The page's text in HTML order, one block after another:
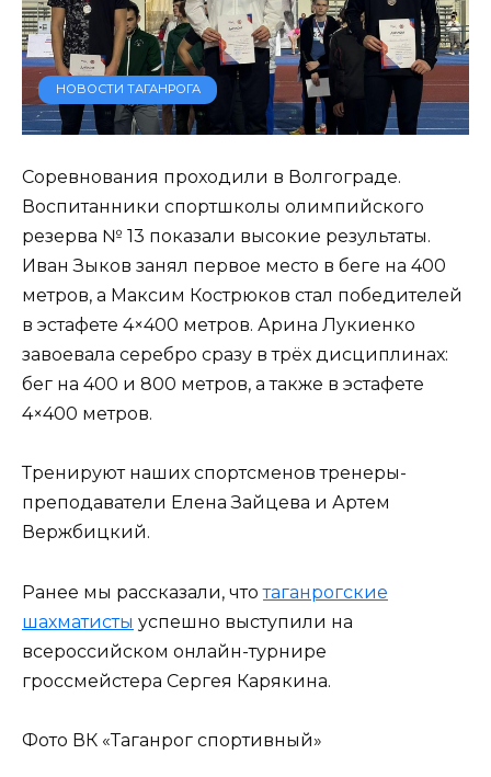
НОВОСТИ ТАГАНРОГА
Соревнования проходили в Волгограде.
Воспитанники спортшколы олимпийского
резерва № 13 показали высокие результаты.
Иван Зыков занял первое место в беге на 400
метров, а Максим Кострюков стал победителей
в эстафете 4×400 метров. Арина Лукиенко
завоевала серебро сразу в трёх дисциплинах:
бег на 400 и 800 метров, а также в эстафете
4×400 метров.
Тренируют наших спортсменов тренеры-
преподаватели Елена Зайцева и Артем
Вержбицкий.
Ранее мы рассказали, чтотаганрогские
шахматисты успешно выступили на
всероссийском онлайн-турнире
гроссмейстера Сергея Карякина.
Фото ВК «Таганрог спортивный»